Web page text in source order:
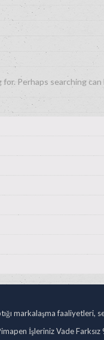
Perhaps searching can
markalaşma
İşleriniz Vade